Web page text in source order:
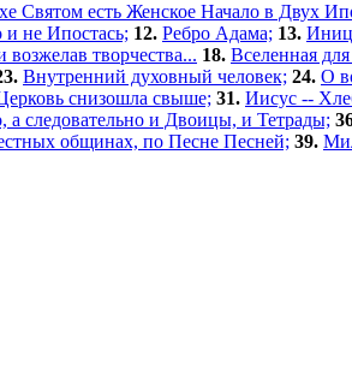
Святом есть Женское Начало в Двух
не Ипостась; 12. Ребро Адама; 13.
творчества... 18. Вселенная
Внутренний духовный человек; 24. О
снизошла свыше; 31. Иисус --
следовательно и Двоицы, и Тетрады;
общинах, по Песне Песней; 39.